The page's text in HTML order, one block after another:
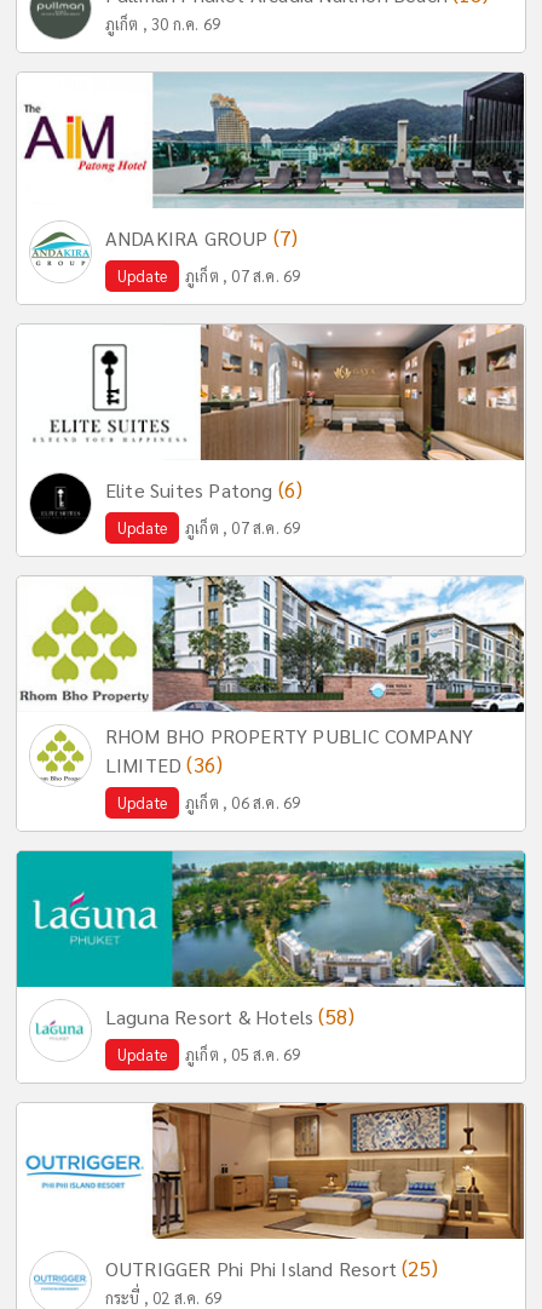
ภูเก็ต , 30 ก.ค. 69
ANDAKIRA GROUP (7)
Update ภูเก็ต , 07 ส.ค. 69
Elite Suites Patong (6)
Update ภูเก็ต , 07 ส.ค. 69
RHOM BHO PROPERTY PUBLIC COMPANY
LIMITED(36)
Update ภูเก็ต , 06 ส.ค. 69
Laguna Resort & Hotels(58)
Update ภูเก็ต , 05 ส.ค. 69
OUTRIGGER Phi Phi Island Resort(25)
กระบี่ , 02 ส.ค. 69